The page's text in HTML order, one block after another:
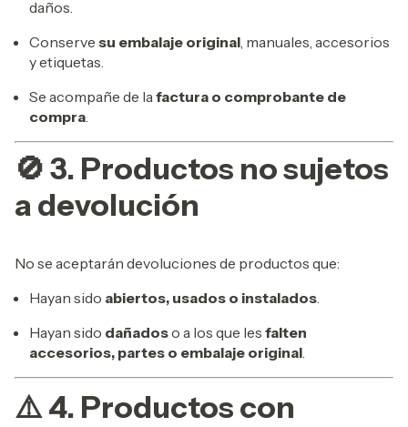
daños.
Conserve su embalaje original, manuales, accesorios
y etiquetas.
Se acompañe de lafactura o comprobante de
compra.
🚫 3. Productos no sujetos
a devolución
No se aceptarán devoluciones de productos que:
Hayan sido abiertos, usados o instalados.
Hayan sido dañadoso a los que les falten
accesorios, partes o embalaje original.
⚠️ 4. Productos con